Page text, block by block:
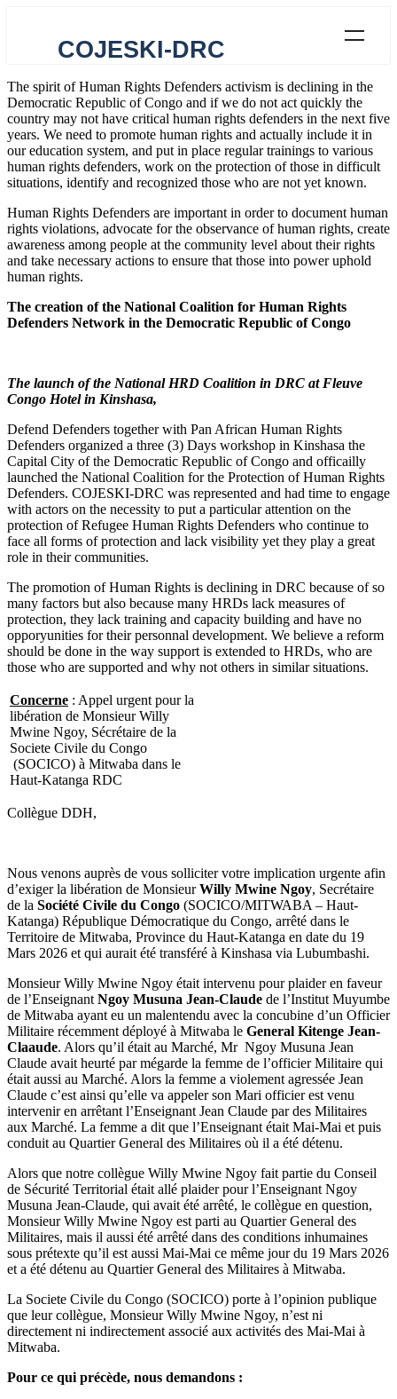
COJESKI-DRC
The spirit of Human Rights Defenders activism is declining in the
Democratic Republic of Congo and if we do not act quickly the
country may not have critical human rights defenders in the next five
years. We need to promote human rights and actually include it in
our education system, and put in place regular trainings to various
human rights defenders, work on the protection of those in difficult
situations, identify and recognized those who are not yet known.
Human Rights Defenders are important in order to document human
rights violations, advocate for the observance of human rights, create
awareness among people at the community level about their rights
and take necessary actions to ensure that those into power uphold
human rights.
The creation of the National Coalition for Human Rights
Defenders Network in the Democratic Republic of Congo
The launch of the National HRD Coalition in DRC at Fleuve
Congo Hotel in Kinshasa,
Defend Defenders together with Pan African Human Rights
Defenders organized a three (3) Days workshop in Kinshasa the
Capital City of the Democratic Republic of Congo and officailly
launched the National Coalition for the Protection of Human Rights
Defenders. COJESKI-DRC was represented and had time to engage
with actors on the necessity to put a particular attention on the
protection of Refugee Human Rights Defenders who continue to
face all forms of protection and lack visibility yet they play a great
role in their communities.
The promotion of Human Rights is declining in DRC because of so
many factors but also because many HRDs lack measures of
protection, they lack training and capacity building and have no
opporyunities for their personnal development. We believe a reform
should be done in the way support is extended to HRDs, who are
those who are supported and why not others in similar situations.
Concerne : Appel urgent pour la
libération de Monsieur Willy
Mwine Ngoy, Sécrétaire de la
Societe Civile du Congo
(SOCICO) à Mitwaba dans le
Haut-Katanga RDC
Collègue DDH,
Nous venons auprès de vous solliciter votre implication urgente afin
d’exiger la libération de MonsieurWilly Mwine Ngoy, Secrétaire
de la Société Civile du Congo (SOCICO/MITWABA – Haut-
Katanga) République Démocratique du Congo, arrêté dans le
Territoire de Mitwaba, Province du Haut-Katanga en date du 19
Mars 2026 et qui aurait été transféré à Kinshasa via Lubumbashi.
Monsieur Willy Mwine Ngoy était intervenu pour plaider en faveur
de l’Enseignant Ngoy Musuna Jean-Claude de l’Institut Muyumbe
de Mitwaba ayant eu un malentendu avec la concubine d’un Officier
Militaire récemment déployé à Mitwaba le General Kitenge Jean-
Claaude. Alors qu’il était au Marché, Mr Ngoy Musuna Jean
Claude avait heurté par mégarde la femme de l’officier Militaire qui
était aussi au Marché. Alors la femme a violement agressée Jean
Claude c’est ainsi qu’elle va appeler son Mari officier est venu
intervenir en arrêtant l’Enseignant Jean Claude par des Militaires
aux Marché. La femme a dit que l’Enseignant était Mai-Mai et puis
conduit au Quartier General des Militaires où il a été détenu.
Alors que notre collègue Willy Mwine Ngoy fait partie du Conseil
de Sécurité Territorial était allé plaider pour l’Enseignant Ngoy
Musuna Jean-Claude, qui avait été arrêté, le collègue en question,
Monsieur Willy Mwine Ngoy est parti au Quartier General des
Militaires, mais il aussi été arrêté dans des conditions inhumaines
sous prétexte qu’il est aussi Mai-Mai ce même jour du 19 Mars 2026
et a été détenu au Quartier General des Militaires à Mitwaba.
La Societe Civile du Congo (SOCICO) porte à l’opinion publique
que leur collègue, Monsieur Willy Mwine Ngoy, n’est ni
directement ni indirectement associé aux activités des Mai-Mai à
Mitwaba.
Pour ce qui précède, nous demandons :